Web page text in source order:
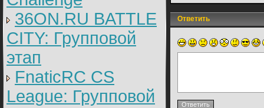
36ON.RU BATTLE
CITY: Групповой
этап
FnaticRC CS
League: Групповой
Ответить